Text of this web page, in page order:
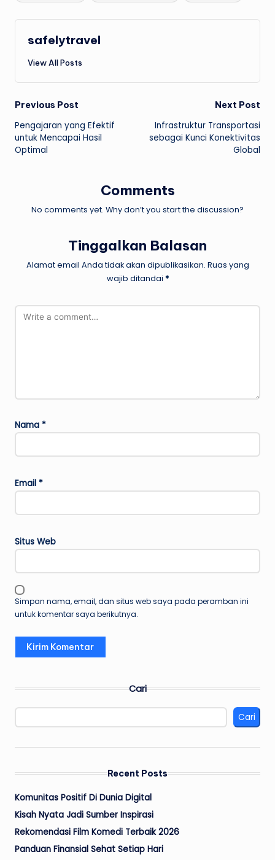
safelytravel
View All Posts
Post
navigation
Previous Post
Pengajaran yang Efektif
untuk Mencapai Hasil
Optimal
Next Post
Infrastruktur Transportasi
sebagai Kunci Konektivitas
Global
Comments
No comments yet. Why don’t you start the discussion?
Tinggalkan Balasan
Alamat email Anda tidak akan dipublikasikan. Ruas yang
wajib ditandai *
Nama *
Email *
Situs Web
Simpan nama, email, dan situs web saya pada peramban ini
untuk komentar saya berikutnya.
Cari
Cari
Recent Posts
Komunitas Positif Di Dunia Digital
Kisah Nyata Jadi Sumber Inspirasi
Rekomendasi Film Komedi Terbaik 2026
Panduan Finansial Sehat Setiap Hari